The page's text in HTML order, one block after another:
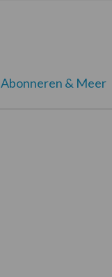
Abonneren & Meer